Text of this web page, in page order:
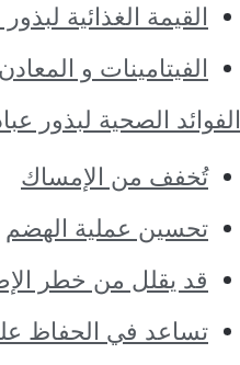
القيمة الغذائية
الفيتامينات و المعادن
الفوائد الصحية لبذور
تُخفف من الإمساك
تحسين عملية الهضم
قد يقلل من خطر
تساعد في الحفاظ